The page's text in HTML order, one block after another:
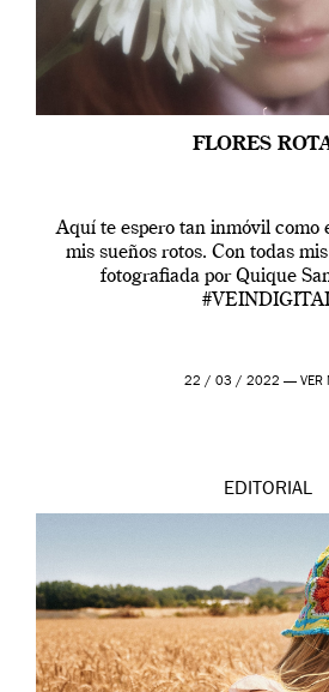
FLORES
Aquí te espero tan inmóvil como
mis sueños rotos. Con todas
fotografiada por Quique
22 / 03 / 2022 — VER
EDITORIAL